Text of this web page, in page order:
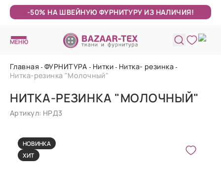
-50% НА ШВЕЙНУЮ ФУРНИТУРУ ИЗ НАЛИЧИЯ!
МЕНЮ
Главная ФУРНИТУРА Нитки
Нитка- резинка
Нитка-резинка "Молочный"
НИТКА-РЕЗИНКА "МОЛОЧНЫЙ"
Артикул: НРД3
НОВИНКА
ХИТ